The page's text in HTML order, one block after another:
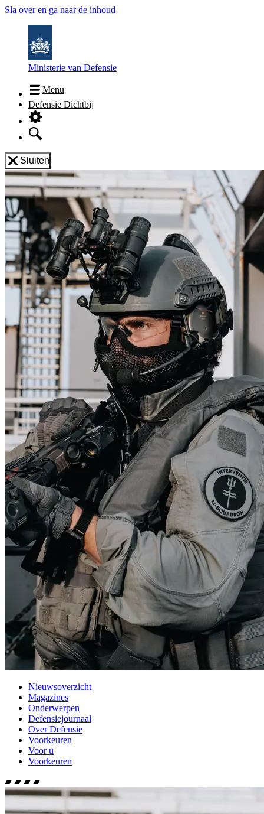
Sla over en ga naar de inhoud
Ministerie van Defensie
Menu
Defensie Dichtbij
Sluiten
Nieuwsoverzicht
Magazines
Onderwerpen
Defensiejournaal
Over Defensie
Voorkeuren
Voor u
Voorkeuren